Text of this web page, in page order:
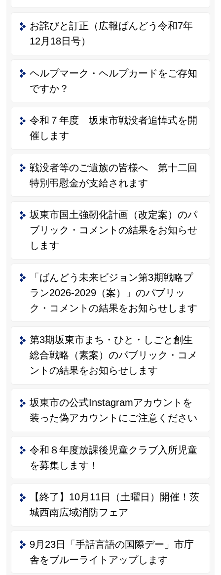
お詫びと訂正（広報ばんどう令和7年
12月18日号）
ヘルプマーク・ヘルプカードをご存知
ですか？
令和７年度 坂東市戦没者追悼式を開
催します
戦没者等のご遺族の皆様へ 第十二回
特別弔慰金が支給されます
坂東市国土強靭化計画（改定案）のパ
ブリック・コメントの結果をお知らせ
します
「ばんどう未来ビジョン第3期戦略プ
ラン2026-2029（案）」のパブリッ
ク・コメントの結果をお知らせします
第3期坂東市まち・ひと・しごと創生
総合戦略（素案）のパブリック・コメ
ントの結果をお知らせします
坂東市の公式Instagramアカウントを
装った偽アカウントにご注意ください
令和８年度放課後児童クラブ入所児童
を募集します！
【終了】10月11日（土曜日）開催！茨
城西南広域消防フェア
9月23日「手話言語の国際デー」市庁
舎をブルーライトアップします